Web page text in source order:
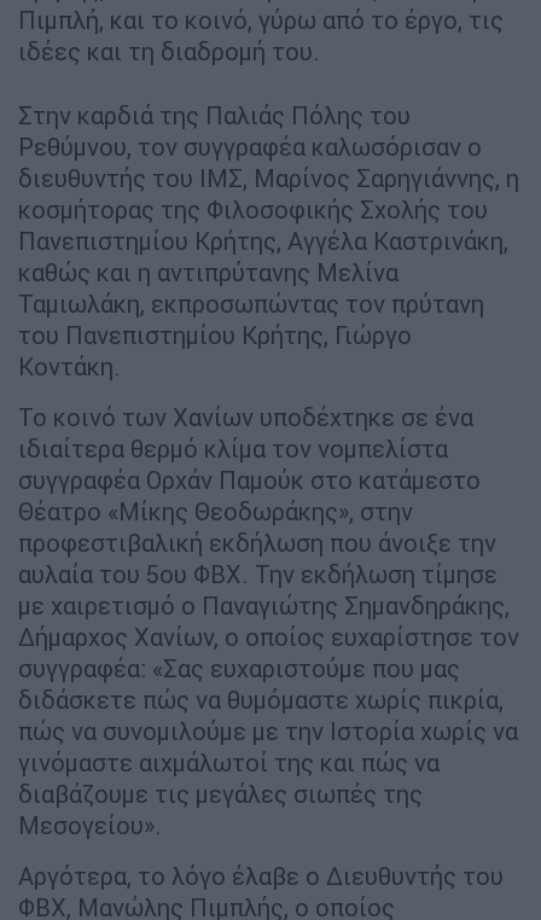
Πιμπλή, και το κοινό, γύρω από το έργο, τις
ιδέες και τη διαδρομή του.
Στην καρδιά της Παλιάς Πόλης του
Ρεθύμνου, τον συγγραφέα καλωσόρισαν ο
διευθυντής του ΙΜΣ, Μαρίνος Σαρηγιάννης, η
κοσμήτορας της Φιλοσοφικής Σχολής του
Πανεπιστημίου Κρήτης, Αγγέλα Καστρινάκη,
καθώς και η αντιπρύτανης Μελίνα
Ταμιωλάκη, εκπροσωπώντας τον πρύτανη
του Πανεπιστημίου Κρήτης, Γιώργο
Κοντάκη.
Το κοινό των Χανίων υποδέχτηκε σε ένα
ιδιαίτερα θερμό κλίμα τον νομπελίστα
συγγραφέα Ορχάν Παμούκ στο κατάμεστο
Θέατρο «Μίκης Θεοδωράκης», στην
προφεστιβαλική εκδήλωση που άνοιξε την
αυλαία του 5ου ΦΒΧ. Την εκδήλωση τίμησε
με χαιρετισμό ο Παναγιώτης Σημανδηράκης,
Δήμαρχος Χανίων, ο οποίος ευχαρίστησε τον
συγγραφέα: «Σας ευχαριστούμε που μας
διδάσκετε πώς να θυμόμαστε χωρίς πικρία,
πώς να συνομιλούμε με την Ιστορία χωρίς να
γινόμαστε αιχμάλωτοί της και πώς να
διαβάζουμε τις μεγάλες σιωπές της
Μεσογείου».
Αργότερα, το λόγο έλαβε ο Διευθυντής του
ΦΒΧ, Μανώλης Πιμπλής, ο οποίος